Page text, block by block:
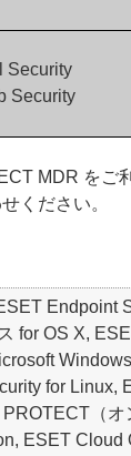
Security
Security
MDR をご
ください。
Endpoint
for OS X,
for Linux,
（
ESET Cloud